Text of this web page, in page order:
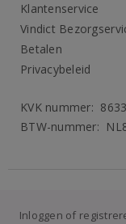
Klantenservice
Vindict
Betalen
Privacybeleid
KVK nummer:
BTW-nummer:
Inloggen of